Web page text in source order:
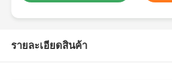
รายละเอียดสินค้า